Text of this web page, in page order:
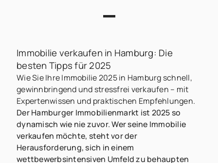
Immobilie verkaufen in Hamburg: Die
besten Tipps für 2025
Wie Sie Ihre Immobilie 2025 in Hamburg schnell,
gewinnbringend und stressfrei verkaufen – mit
Expertenwissen und praktischen Empfehlungen.
Der Hamburger Immobilienmarkt ist 2025 so
dynamisch wie nie zuvor. Wer seine Immobilie
verkaufen möchte, steht vor der
Herausforderung, sich in einem
wettbewerbsintensiven Umfeld zu behaupten